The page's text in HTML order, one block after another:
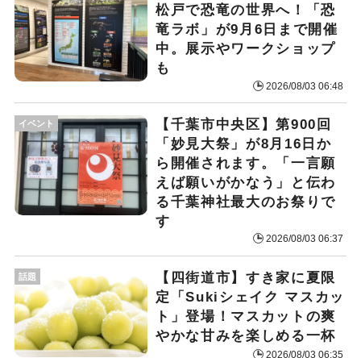
松戸で恐竜の世界へ！「恐
竜ラボ」が9月6日まで開催
中。展示やワークショップ
も
2026/08/03 06:48
イベント
【千葉市中央区】第900回
「妙見大祭」が8月16日か
ら開催されます。「一言願
えば願いがかなう」と伝わ
る千葉神社最大のお祭りで
す
2026/08/03 06:37
話題
【四街道市】すき家に夏限
定「Sukiシェイク マスカッ
ト」登場！マスカットの爽
やかな甘みを楽しめる一杯
2026/08/03 06:35